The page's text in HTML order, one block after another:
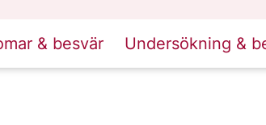
& besvär Undersökning &